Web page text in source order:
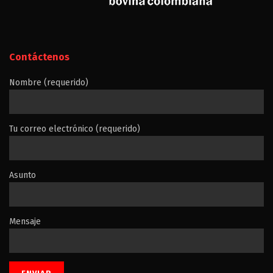
Contáctenos
Nombre (requerido)
Tu correo electrónico (requerido)
Asunto
Mensaje